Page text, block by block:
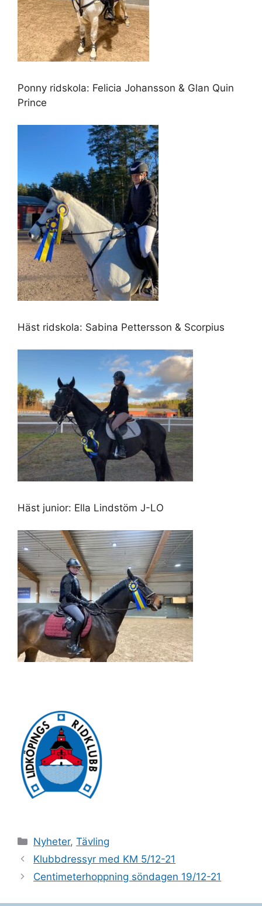
Ponny ridskola: Felicia Johansson & Glan Quin
Prince
Häst ridskola: Sabina Pettersson & Scorpius
Häst junior: Ella Lindstöm J-LO
Kategorier
Nyheter,Tävling
Klubbdressyr med KM 5/12-21
Centimeterhoppning söndagen 19/12-21